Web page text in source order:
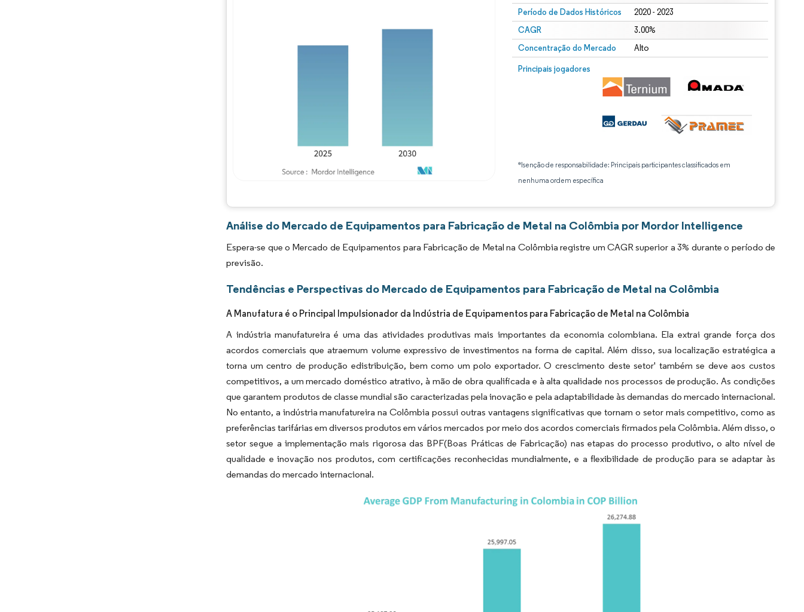
Período de Dados Históricos 2020 - 2023
CAGR 3.00%
Concentração do Mercado Alto
Principais jogadores
*Isenção de responsabilidade: Principais participantes classificados em
nenhuma ordem específica
Análise do Mercado de Equipamentos para Fabricação de Metal na Colômbia por Mordor Intelligence
Espera-se que o Mercado de Equipamentos para Fabricação de Metal na Colômbia registre um CAGR superior a 3% durante o período de
previsão.
Tendências e Perspectivas do Mercado de Equipamentos para Fabricação de Metal na Colômbia
A Manufatura é o Principal Impulsionador da Indústria de Equipamentos para Fabricação de Metal na Colômbia
A indústria manufatureira é uma das atividades produtivas mais importantes da economia colombiana. Ela extrai grande força dos
acordos comerciais que atraemum volume expressivo de investimentos na forma de capital. Além disso, sua localização estratégica a
torna um centro de produção edistribuição, bem como um polo exportador. O crescimento deste setor' também se deve aos custos
competitivos, a um mercado doméstico atrativo, à mão de obra qualificada e à alta qualidade nos processos de produção. As condições
que garantem produtos de classe mundial são caracterizadas pela inovação e pela adaptabilidade às demandas do mercado internacional.
No entanto, a indústria manufatureira na Colômbia possui outras vantagens significativas que tornam o setor mais competitivo, como as
preferências tarifárias em diversos produtos em vários mercados por meio dos acordos comerciais firmados pela Colômbia. Além disso, o
setor segue a implementação mais rigorosa das BPF(Boas Práticas de Fabricação) nas etapas do processo produtivo, o alto nível de
qualidade e inovação nos produtos, com certificações reconhecidas mundialmente, e a flexibilidade de produção para se adaptar às
demandas do mercado internacional.